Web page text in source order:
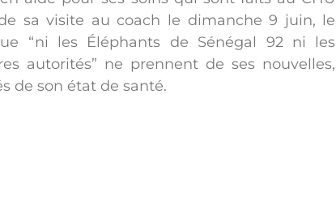
sa visite au coach le dimanche 9 juin, le
“ni les Éléphants de Sénégal 92 ni les
autorités” ne prennent de ses nouvelles,
de son état de santé.